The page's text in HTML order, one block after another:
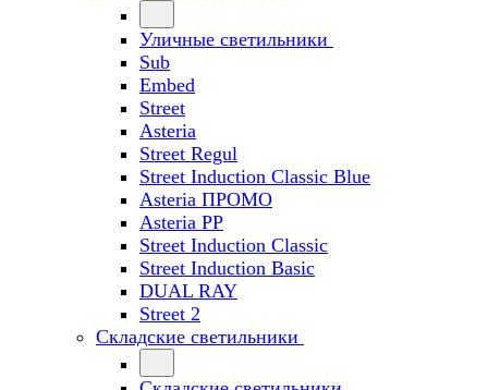
Уличные светильники
Sub
Embed
Street
Asteria
Street Regul
Street Induction Classic Blue
Asteria ПРОМО
Asteria PP
Street Induction Classic
Street Induction Basic
DUAL RAY
Street 2
Складские светильники